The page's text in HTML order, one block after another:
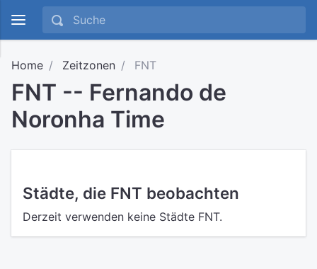
Home Zeitzonen FNT
FNT -- Fernando de
Noronha Time
Städte, die FNT beobachten
Derzeit verwenden keine Städte FNT.